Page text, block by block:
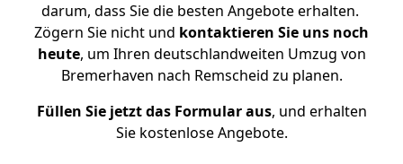
darum, dass Sie die besten Angebote erhalten.
Zögern Sie nicht und kontaktieren Sie uns noch
heute, um Ihren deutschlandweiten Umzug von
Bremerhaven nach Remscheid zu planen.
Füllen Sie jetzt das Formular aus, und erhalten
Sie kostenlose Angebote.